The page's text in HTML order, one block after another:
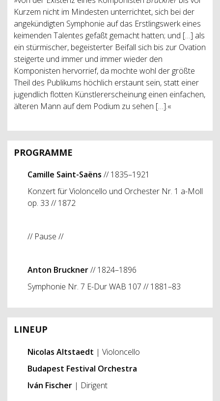
Kurzem nicht im Mindesten unterrichtet, sich bei der
angekündigten Symphonie auf das Erstlingswerk eines
keimenden Talentes gefaßt gemacht hatten; und […] als
ein stürmischer, begeisterter Beifall sich bis zur Ovation
steigerte und immer und immer wieder den
Komponisten hervorrief, da mochte wohl der größte
Theil des Publikums höchlich erstaunt sein, statt einer
jugendlich flotten Künstlererscheinung einen einfachen,
älteren Mann auf dem Podium zu sehen […].«
PROGRAMME
Camille Saint-Saëns // 1835–1921
Konzert für Violoncello und Orchester Nr. 1 a-Moll
op. 33 // 1872
// Pause //
Anton Bruckner// 1824–1896
Symphonie Nr. 7 E-Dur WAB 107 // 1881–83
LINEUP
Nicolas Altstaedt | Violoncello
Budapest Festival Orchestra
Iván Fischer | Dirigent